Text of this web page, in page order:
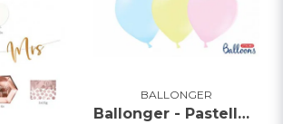
BALLONGER
Ballonger - Pastellmix - 27cm - 50pack
min fråga